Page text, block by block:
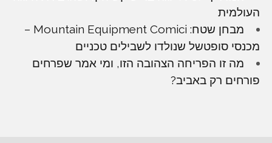
העולמית
מבחן שטח: Mountain Equipment Comici –
מכנסי סופטשל שנולדו לשבילים טכניים
מה זו הפריחה הצהובה הזו, ומי אמר שפרחים
פורחים רק באביב?